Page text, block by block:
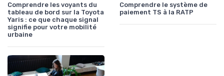
Comprendre les voyants du
tableau de bord sur la Toyota
Yaris : ce que chaque signal
signifie pour votre mobilité
urbaine
Comprendre le système de
paiement TS à la RATP